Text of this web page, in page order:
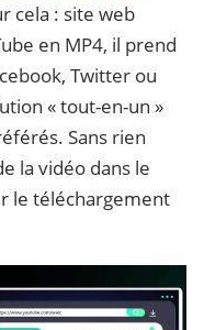
cela : site web
en MP4, il prend
Twitter ou
« tout-en-un »
Sans rien
la vidéo dans le
le téléchargement